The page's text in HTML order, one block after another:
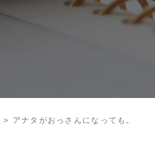
アナタがおっさんになっても。